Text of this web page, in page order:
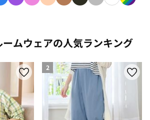
ムウェアの人気ランキング
2